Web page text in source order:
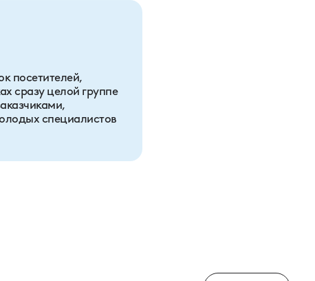
посетителей,
сразу целой группе
специалистов